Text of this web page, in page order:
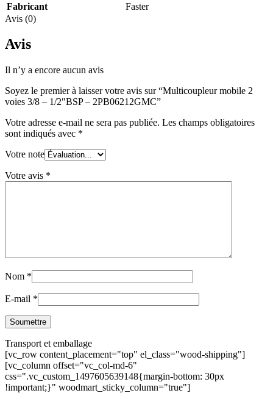
Fabricant
Faster
Avis (0)
Avis
Il n’y a encore aucun avis
Soyez le premier à laisser votre avis sur “Multicoupleur mobile 2
voies 3/8 – 1/2″BSP – 2PB06212GMC”
Votre adresse e-mail ne sera pas publiée. Les champs obligatoires
sont indiqués avec *
Votre note
Votre avis *
Nom *
E-mail *
Transport et emballage
[vc_row content_placement="top" el_class="wood-shipping"]
[vc_column offset="vc_col-md-6"
css=".vc_custom_1497605639148{margin-bottom: 30px
!important;}" woodmart_sticky_column="true"]